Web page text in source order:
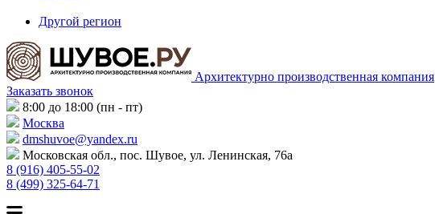
Другой регион
Архитектурно производственная компания
Заказать звонок
8:00 до 18:00 (пн - пт)
Москва
dmshuvoe@yandex.ru
Московская обл., пос. Шувое, ул. Ленинская, 76а
8 (916) 405-55-02
8 (499) 325-64-71